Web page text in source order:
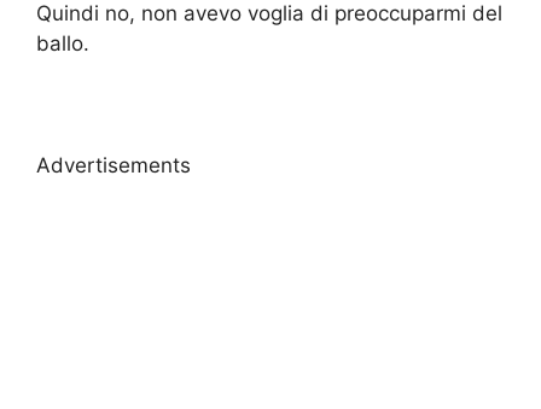
Quindi no, non avevo voglia di preoccuparmi del
ballo.
Advertisements